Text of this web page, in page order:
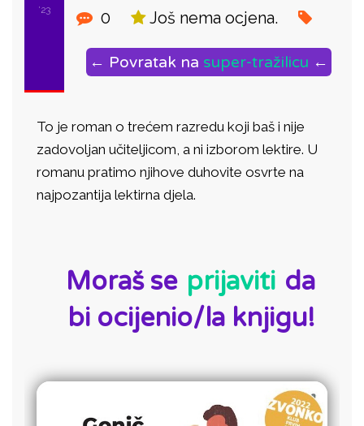
'23
0 Još nema ocjena.
← Povratak na super-tražilicu ←
To je roman o trećem razredu koji baš i nije
zadovoljan učiteljicom, a ni izborom lektire. U
romanu pratimo njihove duhovite osvrte na
najpozantija lektirna djela.
Moraš se prijaviti da
bi ocijenio/la knjigu!